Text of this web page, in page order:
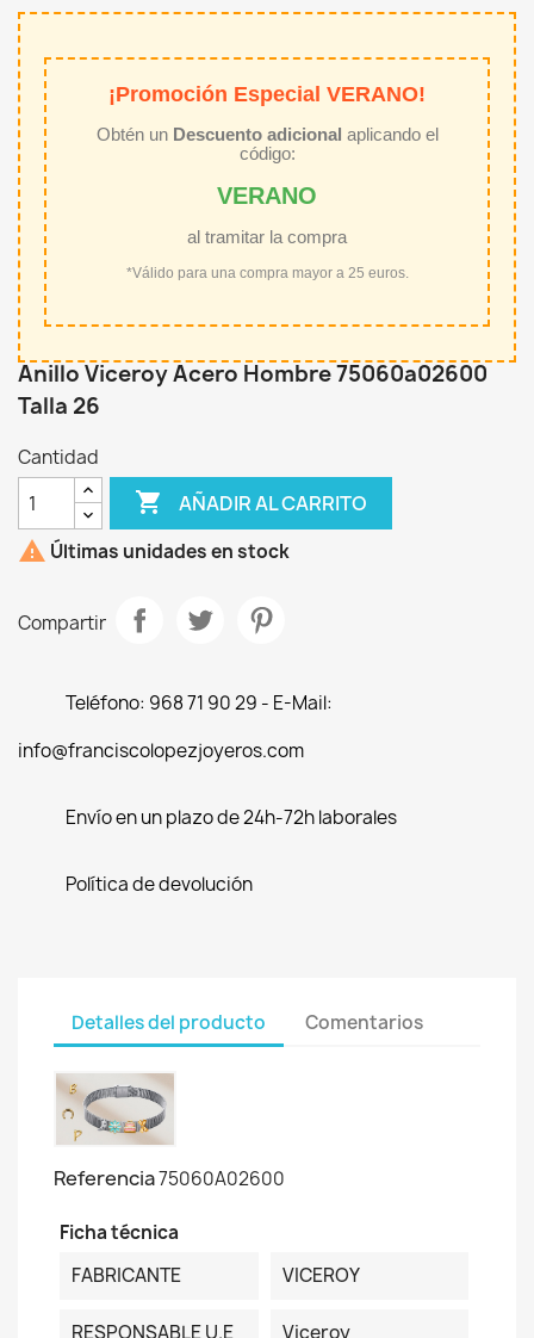
¡Promoción Especial VERANO!
Obtén un Descuento adicional aplicando el
código:
VERANO
al tramitar la compra
*Válido para una compra mayor a 25 euros.
Anillo Viceroy Acero Hombre 75060a02600
Talla 26
Cantidad
 AÑADIR AL CARRITO
 Últimas unidades en stock
Compartir
Teléfono: 968 71 90 29 - E-Mail:
info@franciscolopezjoyeros.com
Envío en un plazo de 24h-72h laborales
Política de devolución
Detalles del producto Comentarios
Referencia75060A02600
Ficha técnica
FABRICANTE
VICEROY
RESPONSABLE U.E Viceroy